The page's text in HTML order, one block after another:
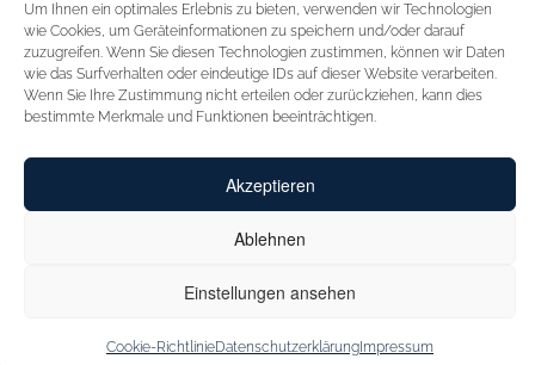
Um Ihnen ein optimales Erlebnis zu bieten, verwenden wir Technologien
wie Cookies, um Geräteinformationen zu speichern und/oder darauf
zuzugreifen. Wenn Sie diesen Technologien zustimmen, können wir Daten
wie das Surfverhalten oder eindeutige IDs auf dieser Website verarbeiten.
Wenn Sie Ihre Zustimmung nicht erteilen oder zurückziehen, kann dies
bestimmte Merkmale und Funktionen beeinträchtigen.
Akzeptieren
Ablehnen
Einstellungen ansehen
Cookie-RichtlinieDatenschutzerklärung Impressum
STARTSEITE
INSPIRATION
CAPRICE
FÜR HÄNDLER
MESSEN
VERTRETUNGEN
SHOE OUTLET